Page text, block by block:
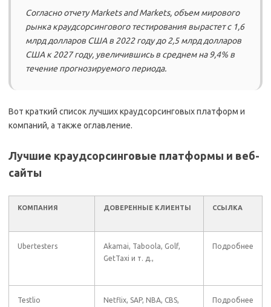
Согласно отчету Markets and Markets, объем мирового
рынка краудсорсингового тестирования вырастет с 1,6
млрд долларов США в 2022 году до 2,5 млрд долларов
США к 2027 году, увеличившись в среднем на 9,4% в
течение прогнозируемого периода.
Вот краткий список лучших краудсорсинговых платформ и
компаний, а также оглавление.
Лучшие краудсорсинговые платформы и веб-
сайты
КОМПАНИЯ ДОВЕРЕННЫЕ КЛИЕНТЫ ССЫЛКА
Ubertesters
Akamai, Taboola, Golf,
GetTaxi и т. д.,
Подробнее
Testlio
Netflix, SAP, NBA, CBS,
Подробнее